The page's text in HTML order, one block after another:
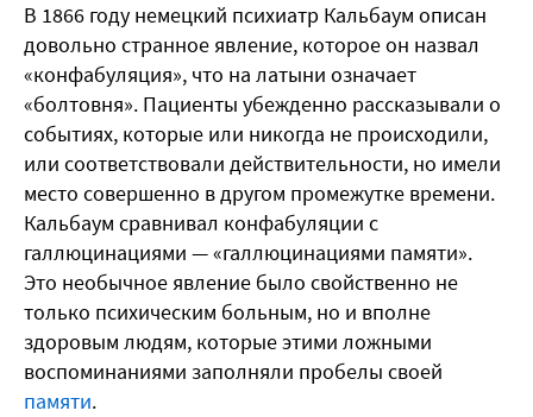
В 1866 году немецкий психиатр Кальбаум описан
довольно странное явление, которое он назвал
«конфабуляция», что на латыни означает
«болтовня». Пациенты убежденно рассказывали о
событиях, которые или никогда не происходили,
или соответствовали действительности, но имели
место совершенно в другом промежутке времени.
Кальбаум сравнивал конфабуляции с
галлюцинациями — «галлюцинациями памяти».
Это необычное явление было свойственно не
только психическим больным, но и вполне
здоровым людям, которые этими ложными
воспоминаниями заполняли пробелы своей
памяти.